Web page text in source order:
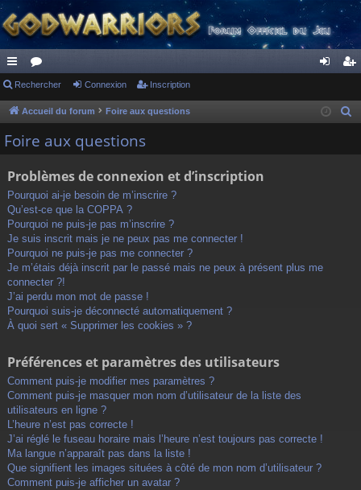
ac
co
ur
s
or
u ne cri
Rechercher Connexion Inscription
Accueil du forum Foire aux questions
Foire aux questions
Problèmes de connexion et d’inscription
Pourquoi ai-je besoin de m’inscrire ?
Qu’est-ce que la COPPA ?
Pourquoi ne puis-je pas m’inscrire ?
Je suis inscrit mais je ne peux pas me connecter !
Pourquoi ne puis-je pas me connecter ?
Je m’étais déjà inscrit par le passé mais ne peux à présent plus me
connecter ?!
J’ai perdu mon mot de passe !
Pourquoi suis-je déconnecté automatiquement ?
À quoi sert « Supprimer les cookies » ?
Préférences et paramètres des utilisateurs
Comment puis-je modifier mes paramètres ?
Comment puis-je masquer mon nom d’utilisateur de la liste des
utilisateurs en ligne ?
L’heure n’est pas correcte !
J’ai réglé le fuseau horaire mais l’heure n’est toujours pas correcte !
Ma langue n’apparaît pas dans la liste !
Que signifient les images situées à côté de mon nom d’utilisateur ?
Comment puis-je afficher un avatar ?